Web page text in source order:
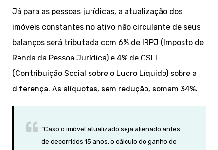
Já para as pessoas jurídicas, a atualização dos
imóveis constantes no ativo não circulante de seus
balanços será tributada com 6% de IRPJ (Imposto de
Renda da Pessoa Jurídica) e 4% de CSLL
(Contribuição Social sobre o Lucro Líquido) sobre a
diferença. As alíquotas, sem redução, somam 34%.
“Caso o imóvel atualizado seja alienado antes
de decorridos 15 anos, o cálculo do ganho de